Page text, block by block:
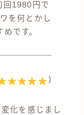
回1980円で
を何とかし
です。
)
化を感じまし